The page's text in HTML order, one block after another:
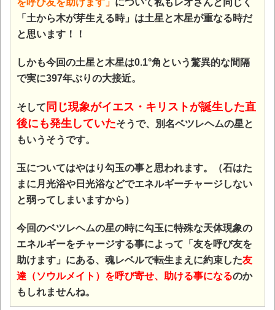
「土から木が芽生える時」は土星と木星が重なる時だ
と思います！！
しかも今回の土星と木星は0.1°角という驚異的な間隔
で実に397年ぶりの大接近。
そして 同じ現象がイエス・キリストが誕生した直
後にも発生していたそうで、別名ベツレヘムの星と
もいうそうです。
玉についてはやはり勾玉の事と思われます。（石はた
まに月光浴や日光浴などでエネルギーチャージしない
と弱ってしまいますから）
今回のベツレヘムの星の時に勾玉に特殊な天体現象の
エネルギーをチャージする事によって「友を呼び友を
助けます」にある、魂レベルで転生まえに約束した友
達（ソウルメイト）を呼び寄せ、助ける事になるのか
もしれませんね。